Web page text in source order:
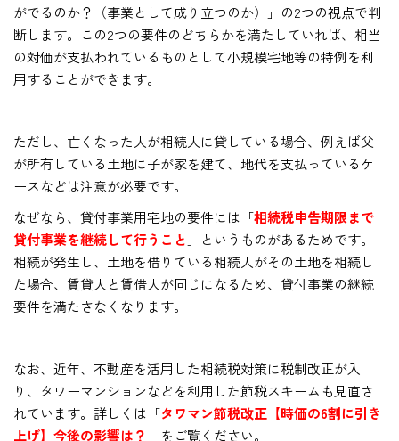
がでるのか？（事業として成り立つのか）」の2つの視点で判
断します。この2つの要件のどちらかを満たしていれば、相当
の対価が支払われているものとして小規模宅地等の特例を利
用することができます。
ただし、亡くなった人が相続人に貸している場合、例えば父
が所有している土地に子が家を建て、地代を支払っているケ
ースなどは注意が必要です。
なぜなら、貸付事業用宅地の要件には「相続税申告期限まで
貸付事業を継続して行うこと 」というものがあるためです。
相続が発生し、土地を借りている相続人がその土地を相続し
た場合、賃貸人と賃借人が同じになるため、貸付事業の継続
要件を満たさなくなります。
なお、近年、不動産を活用した相続税対策に税制改正が入
り、タワーマンションなどを利用した節税スキームも見直さ
れています。詳しくは「タワマン節税改正【時価の6割に引き
上げ】今後の影響は？ 」をご覧ください。